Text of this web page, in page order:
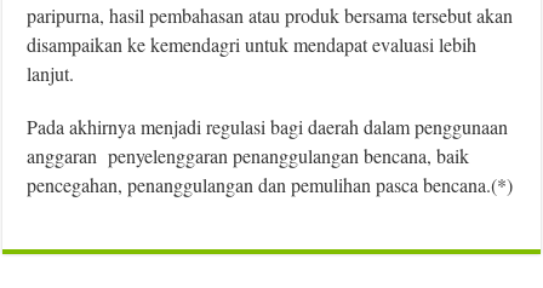
paripurna, hasil pembahasan atau produk bersama tersebut akan
disampaikan ke kemendagri untuk mendapat evaluasi lebih
lanjut.
Pada akhirnya menjadi regulasi bagi daerah dalam penggunaan
anggaran penyelenggaran penanggulangan bencana, baik
pencegahan, penanggulangan dan pemulihan pasca bencana.(*)